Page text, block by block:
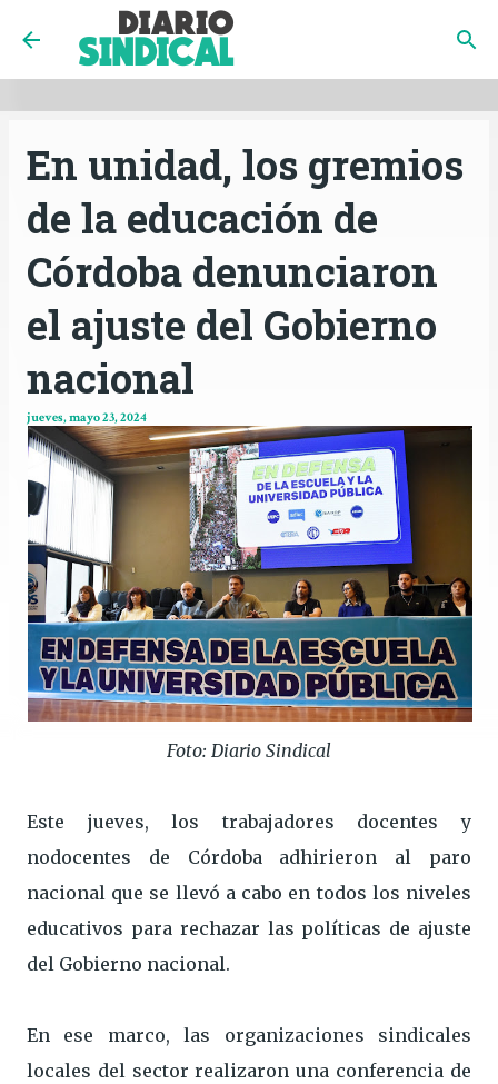
INICIO CÓRDOBA
Ir al contenido principal
En unidad, los gremios
de la educación de
Córdoba denunciaron
el ajuste del Gobierno
nacional
jueves, mayo 23, 2024
Foto: Diario Sindical
Este jueves, los trabajadores docentes y
nodocentes de Córdoba adhirieron al paro
nacional que se llevó a cabo en todos los niveles
educativos para rechazar las políticas de ajuste
del Gobierno nacional.
En ese marco, las organizaciones sindicales
locales del sector realizaron una conferencia de